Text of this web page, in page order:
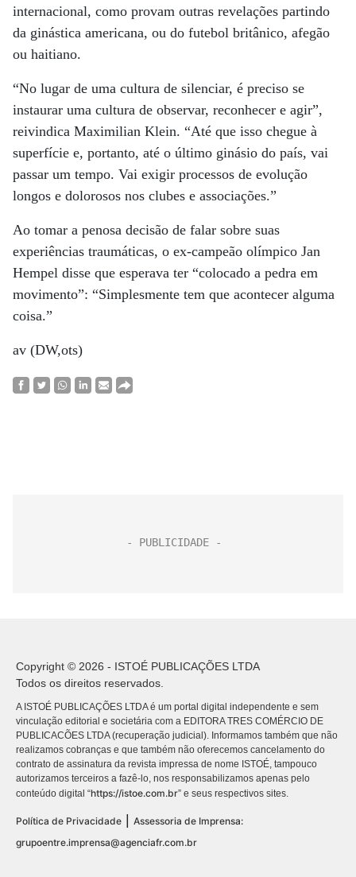
internacional, como provam outras revelações partindo
da ginástica americana, ou do futebol britânico, afegão
ou haitiano.
“No lugar de uma cultura de silenciar, é preciso se
instaurar uma cultura de observar, reconhecer e agir”,
reivindica Maximilian Klein. “Até que isso chegue à
superfície e, portanto, até o último ginásio do país, vai
passar um tempo. Vai exigir processos de evolução
longos e dolorosos nos clubes e associações.”
Ao tomar a penosa decisão de falar sobre suas
experiências traumáticas, o ex-campeão olímpico Jan
Hempel disse que esperava ter “colocado a pedra em
movimento”: “Simplesmente tem que acontecer alguma
coisa.”
av (DW,ots)
Copyright © 2026 - ISTOÉ PUBLICAÇÕES LTDA
Todos os direitos reservados.
A ISTOÉ PUBLICAÇÕES LTDA é um portal digital independente e sem
vinculação editorial e societária com a EDITORA TRES COMÉRCIO DE
PUBLICACÕES LTDA (recuperação judicial). Informamos também que não
realizamos cobranças e que também não oferecemos cancelamento do
contrato de assinatura da revista impressa de nome ISTOÉ, tampouco
autorizamos terceiros a fazê-lo, nos responsabilizamos apenas pelo
conteúdo digital “https://istoe.com.br” e seus respectivos sites.
Política de Privacidade
Assessoria de Imprensa:
grupoentre.imprensa@agenciafr.com.br